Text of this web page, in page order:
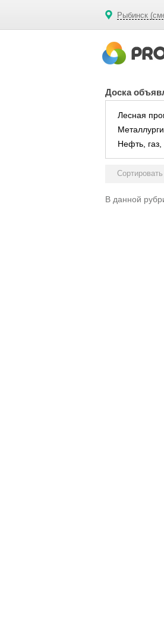
Рыбинск
Доска
Лесная
Нефть, газ,
В данной